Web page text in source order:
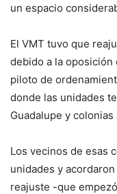
un espacio
El VMT tuvo que
debido a la oposición
piloto de
donde las unidades
Guadalupe y colonias
Los vecinos de esas
unidades y
reajuste -que